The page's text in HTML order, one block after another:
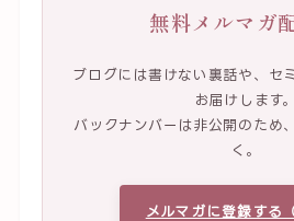
無料メルマガ
ブログには書けない裏話や、セ
お届けします。
バックナンバーは非公開のため
く。
メルマガに登録する